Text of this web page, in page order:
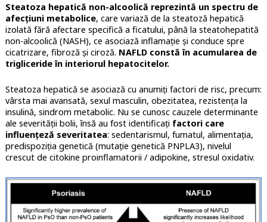
Steatoza hepatică non-alcoolică reprezintă un spectru de
afecțiuni metabolice, care variază de la steatoză hepatică
izolată fără afectare specifică a ficatului, până la steatohepatită
non-alcoolică (NASH), ce asociază inflamație și conduce spre
cicatrizare, fibroză și ciroză. NAFLD constă în acumularea de
trigliceride în interiorul hepatocitelor.
Steatoza hepatică se asociază cu anumiți factori de risc, precum:
vârsta mai avansată, sexul masculin, obezitatea, rezistența la
insulină, sindrom metabolic. Nu se cunosc cauzele determinante
ale severității bolii, însă au fost identificați factori care
influențeză severitatea: sedentarismul, fumatul, alimentația,
predispoziția genetică (mutație genetică PNPLA3), nivelul
crescut de citokine proinflamatorii / adipokine, stresul oxidativ.